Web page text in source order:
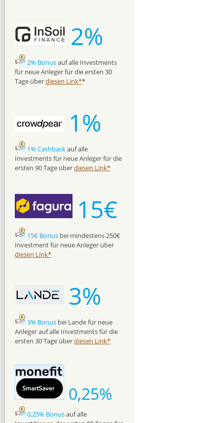
2%
2% Bonusauf alle Investments
für neue Anleger für die ersten 30
Tage überdiesen Link**
1%
1% Cashbackauf alle
Investments für neue Anleger für die
ersten 90 Tage überdiesen Link*
15€
15€ Bonus bei mindestens 250€
Investment für neue Anleger über
diesen Link*
3%
3% Bonus bei Lande für neue
Anleger auf alle Investments für die
ersten 30 Tage überdiesen Link*
0,25%
0,25% Bonusauf alle